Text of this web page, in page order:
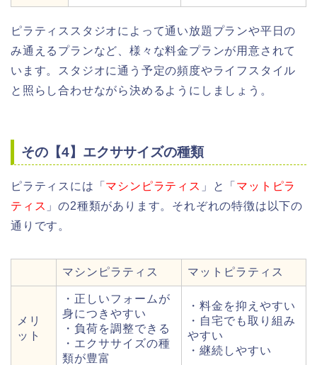
ピラティススタジオによって通い放題プランや平日の
み通えるプランなど、様々な料金プランが用意されて
います。スタジオに通う予定の頻度やライフスタイル
と照らし合わせながら決めるようにしましょう。
その【4】エクササイズの種類
ピラティスには「 マシンピラティス 」と「 マットピラ
ティス 」の2種類があります。それぞれの特徴は以下の
通りです。
マシンピラティス マットピラティス
メリ
ット
・正しいフォームが
身につきやすい
・負荷を調整できる
・エクササイズの種
類が豊富
・料金を抑えやすい
・自宅でも取り組み
やすい
・継続しやすい